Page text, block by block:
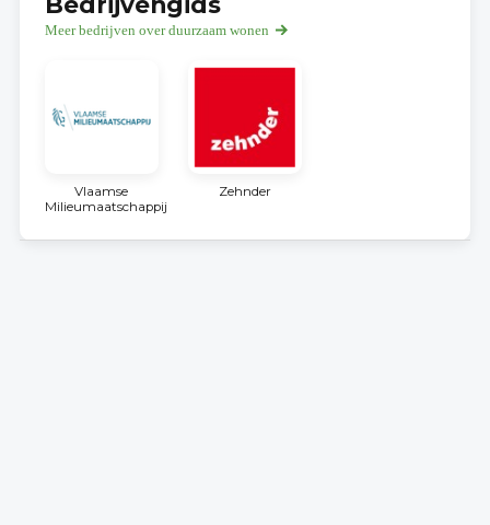
Meer bedrijven over duurzaam wonen
Vlaamse
Milieumaatschappij
Zehnder